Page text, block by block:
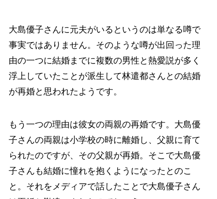
大島優子さんに元夫がいるというのは単なる噂で
事実ではありません。そのような噂が出回った理
由の一つに結婚までに複数の男性と熱愛説が多く
浮上していたことが派生して林遣都さんとの結婚
が再婚と思われたようです。
もう一つの理由は彼女の両親の再婚です。大島優
子さんの両親は小学校の時に離婚し、父親に育て
られたのですが、その父親が再婚。そこで大島優
子さんも結婚に憧れを抱くようになったとのこ
と。それをメディアで話したことで大島優子さん